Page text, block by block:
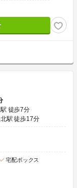
徒歩7分
駅 徒歩17分
宅配ボックス